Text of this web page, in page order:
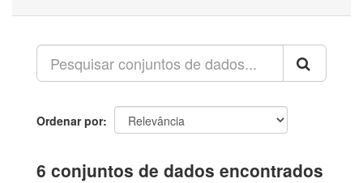
Ordenar por
6 conjuntos de dados encontrados